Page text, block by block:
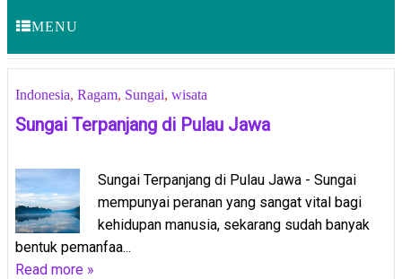
MENU
Indonesia, Ragam, Sungai, wisata
Sungai Terpanjang di Pulau Jawa
Sungai Terpanjang di Pulau Jawa - Sungai
mempunyai peranan yang sangat vital bagi
kehidupan manusia, sekarang sudah banyak
bentuk pemanfaa...
Read more »